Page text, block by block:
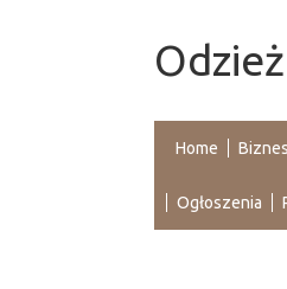
Home Biznes
Ogłoszenia